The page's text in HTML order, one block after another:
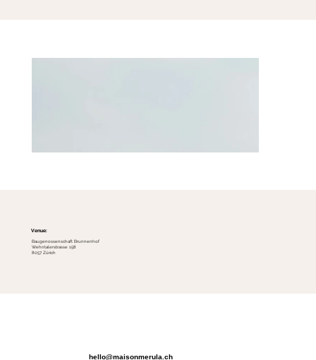
Venue:
Baugenossenschaft Brunnenhof
Wehntalerstrasse 158
8057 Zürich
hello@maisonmerula.ch